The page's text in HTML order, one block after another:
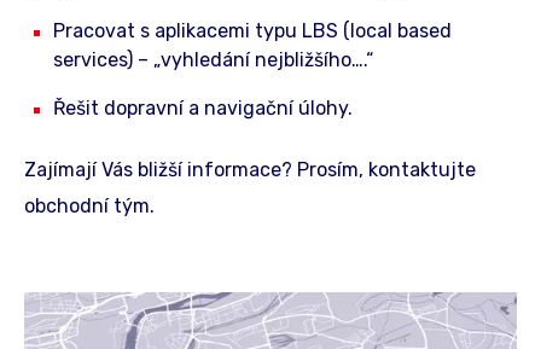
Pracovat s aplikacemi typu LBS (local based
services) – „vyhledání nejbližšího….“
Řešit dopravní a navigační úlohy.
Zajímají Vás bližší informace? Prosím, kontaktujte
obchodní tým.